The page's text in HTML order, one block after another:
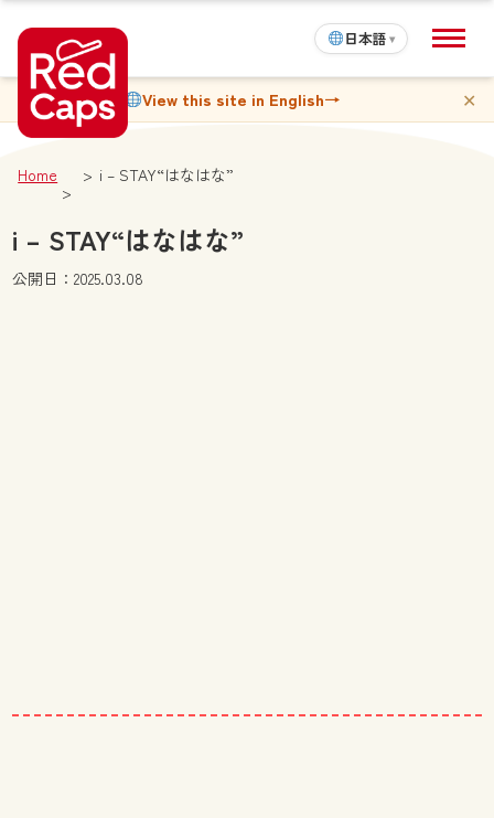
日本語 ▾
View this site in English→ ✕
Home i – STAY“はなはな”
i – STAY“はなはな”
公開日：2025.03.08